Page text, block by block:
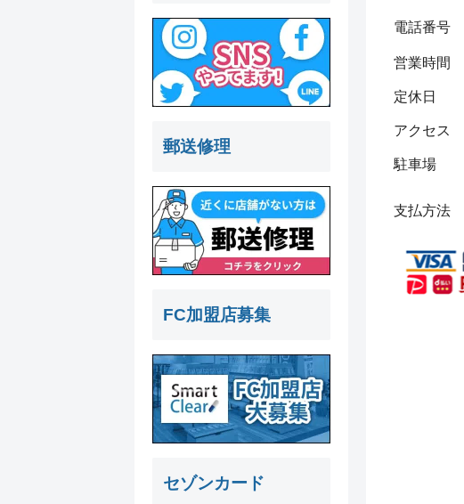
電話番号
営業時間
定休日
アクセス
駐車場
支払方法
郵送修理
FC加盟店募集
セゾンカード